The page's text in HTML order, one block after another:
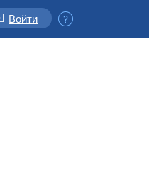
Войти